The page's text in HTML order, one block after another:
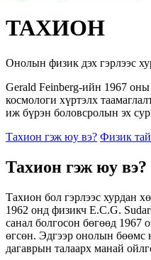
ТАХИОН
Онолын физик дэх гэрлээс
Gerald Feinberg-ийн 1967
космологи хүртэлх
иж бүрэн боловсролын эх
Тахион гэж юу вэ? Физик
Тахион гэж юу вэ?
Тахион бол гэрлээс хурдан
1962 онд физикч E.C.G.
санал болгосон бөгөөд 1967
өгсөн. Эдгээр онолын бөөмс
дагаврын талаарх манай